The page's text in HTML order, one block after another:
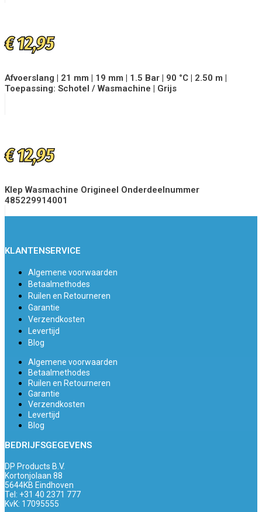
€12,95
Afvoerslang | 21 mm | 19 mm | 1.5 Bar | 90 °C | 2.50 m |
Toepassing: Schotel / Wasmachine | Grijs
€12,95
Klep Wasmachine Origineel Onderdeelnummer
485229914001
KLANTENSERVICE
Algemene voorwaarden
Betaalmethodes
Ruilen en Retourneren
Garantie
Verzendkosten
Levertijd
Blog
Algemene voorwaarden
Betaalmethodes
Ruilen en Retourneren
Garantie
Verzendkosten
Levertijd
Blog
BEDRIJFSGEGEVENS
DP Products B.V.
Kortonjolaan 88
5644KB Eindhoven
Tel: +31 40 2371 777
KvK: 17095555